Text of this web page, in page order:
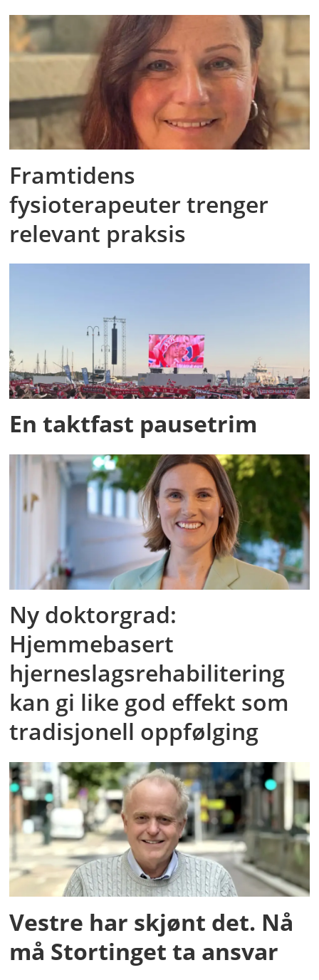
Framtidens
fysioterapeuter trenger
relevant praksis
En taktfast pausetrim
Ny doktorgrad:
Hjemmebasert
hjerneslagsrehabilitering
kan gi like god effekt som
tradisjonell oppfølging
Vestre har skjønt det. Nå
må Stortinget ta ansvar